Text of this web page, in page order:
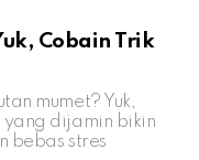
Cobain Trik
mumet? Yuk,
dijamin bikin
bebas stres